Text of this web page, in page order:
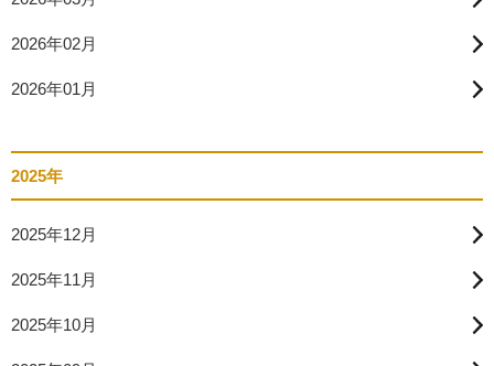
2026年02月
2026年01月
2025年
2025年12月
2025年11月
2025年10月